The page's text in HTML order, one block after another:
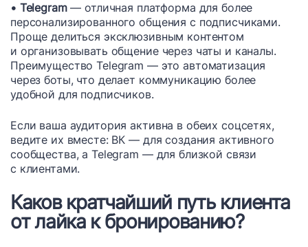
• Telegram— отличная платформа для более
персонализированного общения с подписчиками.
Проще делиться эксклюзивным контентом
и организовывать общение через чаты и каналы.
Преимущество Telegram — это автоматизация
через боты, что делает коммуникацию более
удобной для подписчиков.
Если ваша аудитория активна в обеих соцсетях,
ведите их вместе: ВК — для создания активного
сообщества, а Telegram — для близкой связи
с клиентами.
Каков кратчайший путь клиента
от лайка к бронированию?